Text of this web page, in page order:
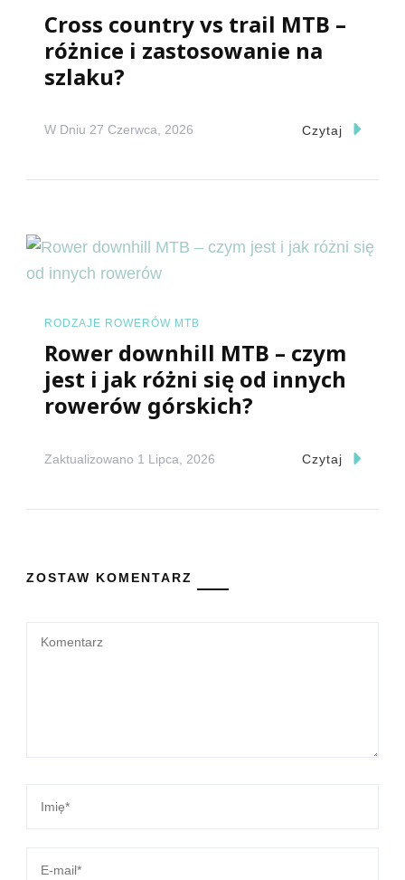
Cross country vs trail MTB –
różnice i zastosowanie na
szlaku?
W Dniu 27 Czerwca, 2026 Czytaj
RODZAJE ROWERÓW MTB
Rower downhill MTB – czym
jest i jak różni się od innych
rowerów górskich?
Zaktualizowano 1 Lipca, 2026 Czytaj
ZOSTAW KOMENTARZ